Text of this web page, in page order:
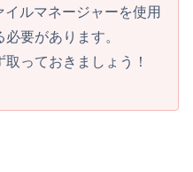
ルマネージャーを使用
要があります。
っておきましょう！